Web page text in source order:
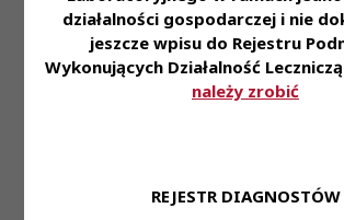
działalności gospodarczej i nie
jeszcze wpisu do Rejestru
Wykonujących Działalność Leczniczą
należy zrobić
REJESTR DIAGNOSTÓW
Uchwała Nr 15/II/2007
w sprawie udziału w
kosztach za umieszczanie
Krajowej Izby Diagnostów
Kadencja